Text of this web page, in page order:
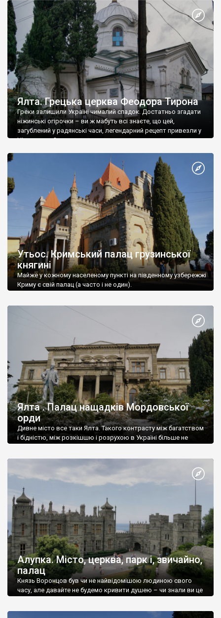
Ялта. Грецька церква Феодора Тирона
Греки залишили Україні чималий спадок. Достатньо згадати
ніжинські огірочки – ви ж мабуть всі знаєте, що цей,
загублений у радянські часи, легендарний рецепт привезли у
Ніжин греки?
Утьос. Кримський палац грузинської
княгині
Майже у кожному населеному пункті на південному узбережжі
Криму є свій палац (а часто і не один).
Ялта . Палац нащадків Мордовської
орди
Дивне місто все таки Ялта. Такого контрасту між багатством
і бідністю, між розкішшю і розрухою в Україні більше не
Алупка. Місто, церква, парк і, звичайно,
палац
Князь Воронцов був чи не найвідомішою людиною свого
часу, але давайте не будемо кривити душею – чи знали ви це